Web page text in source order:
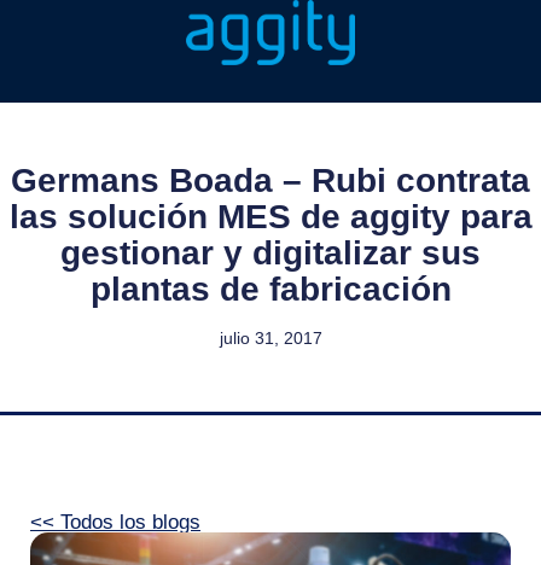
Germans Boada – Rubi contrata
las solución MES de aggity para
gestionar y digitalizar sus
plantas de fabricación
julio 31, 2017
<< Todos los blogs